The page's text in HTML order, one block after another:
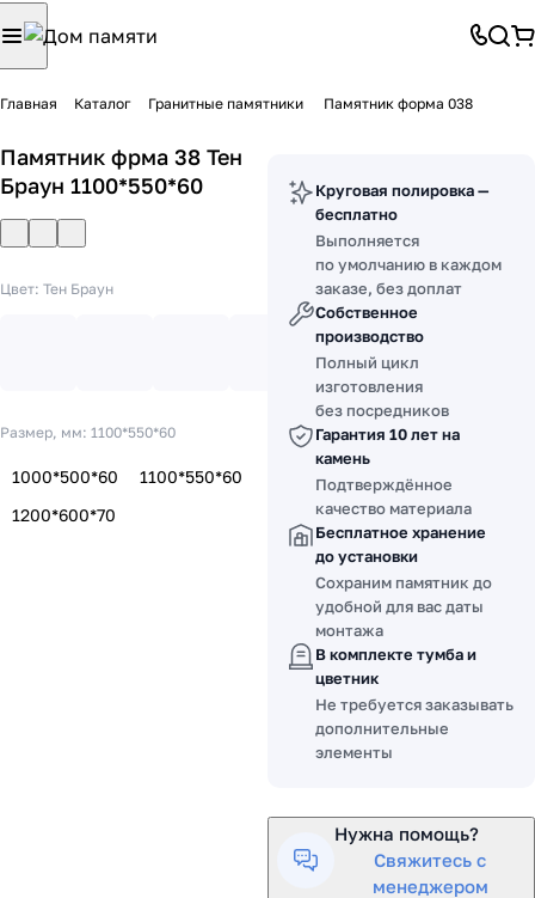
Главная Каталог Гранитные памятники Памятник форма 038
Памятник фрма 38 Тен
Браун 1100*550*60
Цвет: Тен Браун
Размер, мм: 1100*550*60
1000*500*60
1100*550*60
1200*600*70
Круговая полировка —
бесплатно
Выполняется
по умолчанию в каждом
заказе, без доплат
Собственное
производство
Полный цикл
изготовления
без посредников
Гарантия 10 лет на
камень
Подтверждённое
качество материала
Бесплатное хранение
до установки
Сохраним памятник до
удобной для вас даты
монтажа
В комплекте тумба и
цветник
Не требуется заказывать
дополнительные
элементы
Нужна помощь?
Свяжитесь с
менеджером